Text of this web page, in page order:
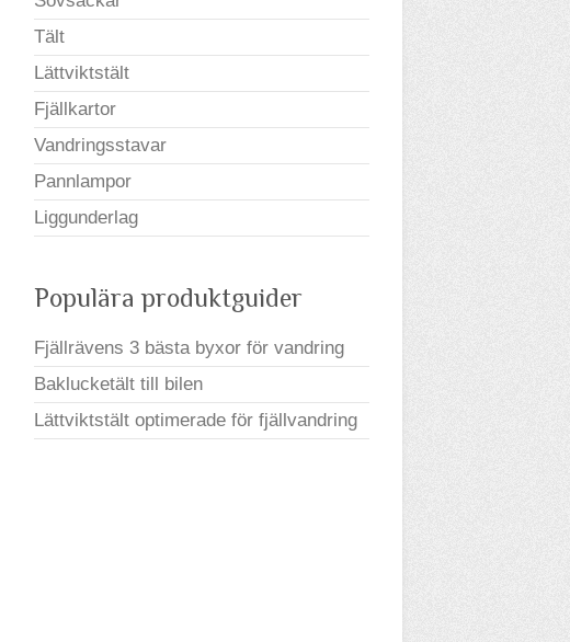
Tält
Lättviktstält
Fjällkartor
Vandringsstavar
Pannlampor
Liggunderlag
Populära produktguider
Fjällrävens 3 bästa byxor för vandring
Baklucketält till bilen
Lättviktstält optimerade för fjällvandring